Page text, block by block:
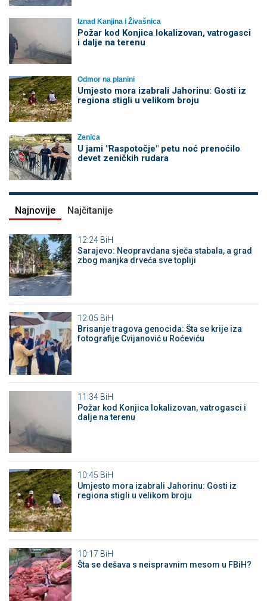
Iznad Kanjina i Živašnica
Požar kod Konjica lokalizovan, vatrogasci
i dalje na terenu
Odmor na planini
Umjesto mora izabrali Jahorinu: Gosti iz
regiona stigli u velikom broju
Zenica
U jami "Raspotočje" petu noć prenoćilo
devet zeničkih rudara
Najnovije Najčitanije
12:24 BiH
Sarajevo: Neopravdana sječa stabala, a grad
zbog manjka drveća sve topliji
12:05 BiH
Brisanje tragova genocida: Šta se krije iza
fotografije Cvijanović u Roćeviću
11:34 BiH
Požar kod Konjica lokalizovan, vatrogasci i
dalje na terenu
10:45 BiH
Umjesto mora izabrali Jahorinu: Gosti iz
regiona stigli u velikom broju
10:17 BiH
Šta se dešava s neispravnim mesom u FBiH?